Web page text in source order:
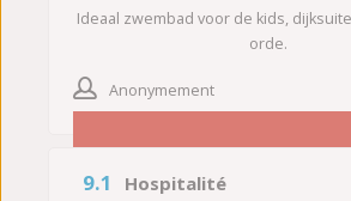
Ideaal zwembad voor de kids,
orde.
Anonymement
Hospitalité
9.1